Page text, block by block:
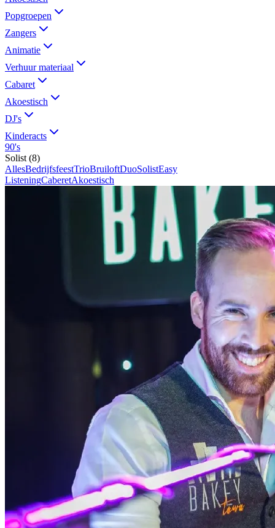
Popgroepen
Zangers
Animatie
Verhuur materiaal
Cabaret
Akoestisch
DJ's
Kinderacts
90's
Solist (8)
AllesBedrijfsfeestTrioBruiloftDuoSolistEasy
ListeningCaberetAkoestisch